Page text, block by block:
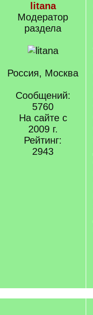
litana
Модератор
раздела
Россия, Москва
Сообщений:
5760
На сайте с
2009 г.
Рейтинг:
2943